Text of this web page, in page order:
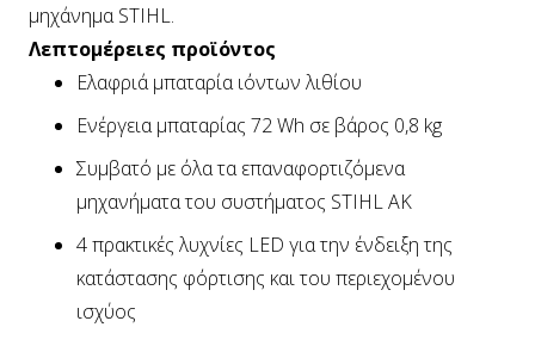
μηχάνημα STIHL.
Λεπτομέρειες προϊόντος
Ελαφριά μπαταρία ιόντων λιθίου
Ενέργεια μπαταρίας 72 Wh σε βάρος 0,8 kg
Συμβατό με όλα τα επαναφορτιζόμενα
μηχανήματα του συστήματος STIHL AK
4 πρακτικές λυχνίες LED για την ένδειξη της
κατάστασης φόρτισης και του περιεχομένου
ισχύος